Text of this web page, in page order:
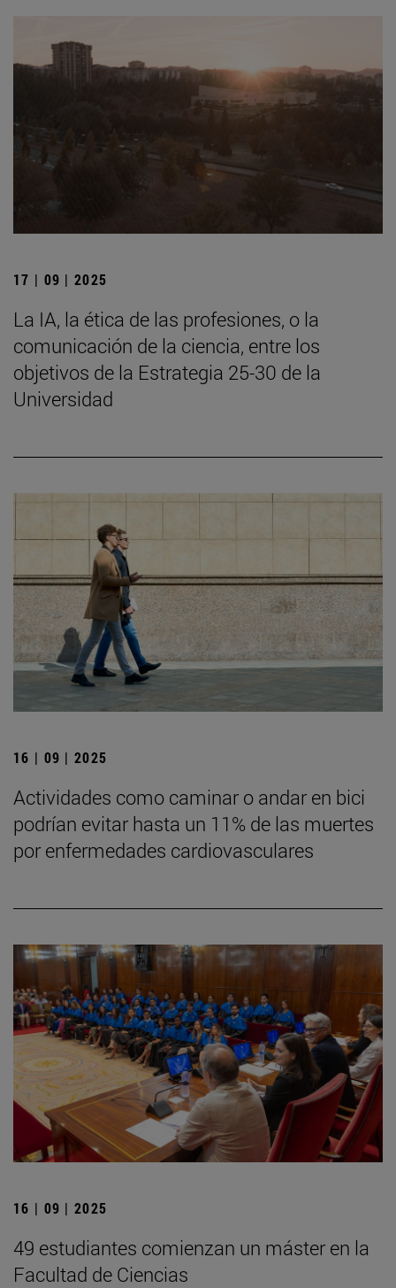
17 | 09 | 2025
La IA, la ética de las profesiones, o la
comunicación de la ciencia, entre los
objetivos de la Estrategia 25-30 de la
Universidad
16 | 09 | 2025
Actividades como caminar o andar en bici
podrían evitar hasta un 11% de las muertes
por enfermedades cardiovasculares
16 | 09 | 2025
49 estudiantes comienzan un máster en la
Facultad de Ciencias